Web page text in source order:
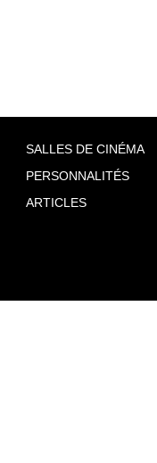
SALLES DE CINÉMA
PERSONNALITÉS
ARTICLES